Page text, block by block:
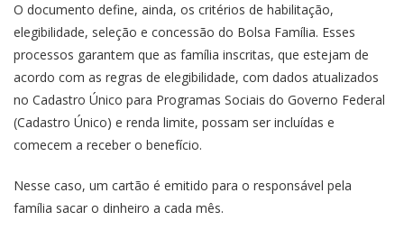
O documento define, ainda, os critérios de habilitação,
elegibilidade, seleção e concessão do Bolsa Família. Esses
processos garantem que as família inscritas, que estejam de
acordo com as regras de elegibilidade, com dados atualizados
no Cadastro Único para Programas Sociais do Governo Federal
(Cadastro Único) e renda limite, possam ser incluídas e
comecem a receber o benefício.
Nesse caso, um cartão é emitido para o responsável pela
família sacar o dinheiro a cada mês.